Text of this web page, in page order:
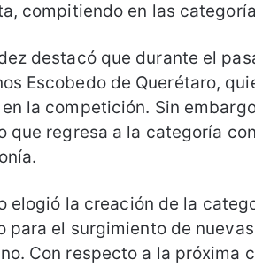
compitiendo en las
destacó que durante el
Escobedo de Querétaro,
la competición. Sin
que regresa a la categoría
elogió la creación de la
para el surgimiento de
Con respecto a la próxima